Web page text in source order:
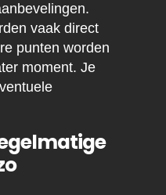
vaak direct
punten worden
moment. Je